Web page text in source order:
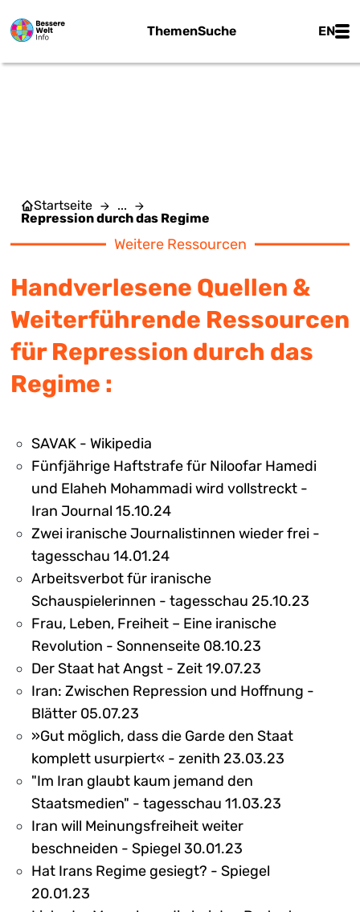
ThemenSuche EN
Startseite
...
Repression durch das Regime
Weitere Ressourcen
Handverlesene Quellen &
Weiterführende Ressourcen
für Repression durch das
Regime :
SAVAK - Wikipedia
Fünfjährige Haftstrafe für Niloofar Hamedi
und Elaheh Mohammadi wird vollstreckt -
Iran Journal 15.10.24
Zwei iranische Journalistinnen wieder frei -
tagesschau 14.01.24
Arbeitsverbot für iranische
Schauspielerinnen - tagesschau 25.10.23
Frau, Leben, Freiheit – Eine iranische
Revolution - Sonnenseite 08.10.23
Der Staat hat Angst - Zeit 19.07.23
Iran: Zwischen Repression und Hoffnung -
Blätter 05.07.23
»Gut möglich, dass die Garde den Staat
komplett usurpiert« - zenith 23.03.23
"Im Iran glaubt kaum jemand den
Staatsmedien" - tagesschau 11.03.23
Iran will Meinungsfreiheit weiter
beschneiden - Spiegel 30.01.23
Hat Irans Regime gesiegt? - Spiegel
20.01.23